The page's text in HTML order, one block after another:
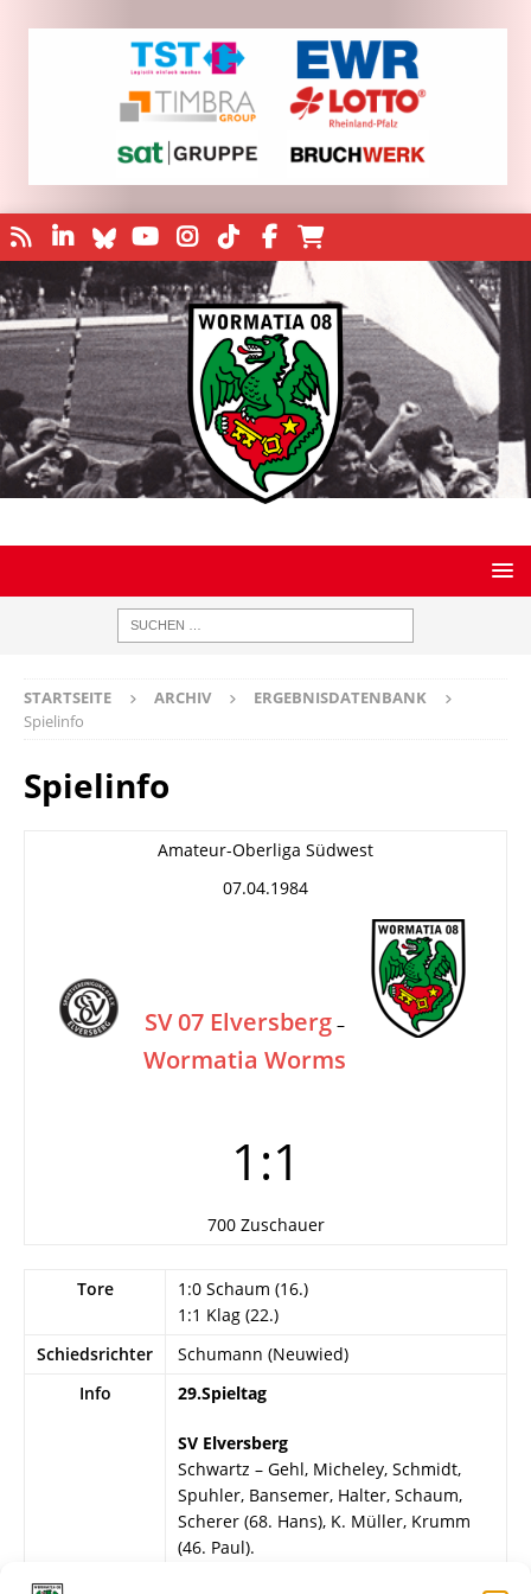
STARTSEITE ARCHIV
ERGEBNISDATENBANK
Spielinfo
Spielinfo
Amateur-Oberliga Südwest
07.04.1984
SV 07 Elversberg –
Wormatia Worms
1:1
700 Zuschauer
Tore
1:0 Schaum (16.)
1:1 Klag (22.)
Schiedsrichter
Schumann (Neuwied)
Info
29.Spieltag
SV Elversberg
Schwartz – Gehl, Micheley, Schmidt,
Spuhler, Bansemer, Halter, Schaum,
Scherer (68. Hans), K. Müller, Krumm
(46. Paul).